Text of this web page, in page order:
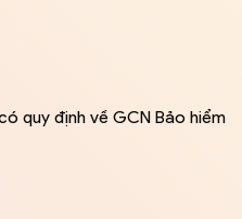
quy định về GCN Bảo hiểm